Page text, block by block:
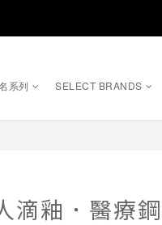
系列 SELECT BRANDS
滴釉．醫療